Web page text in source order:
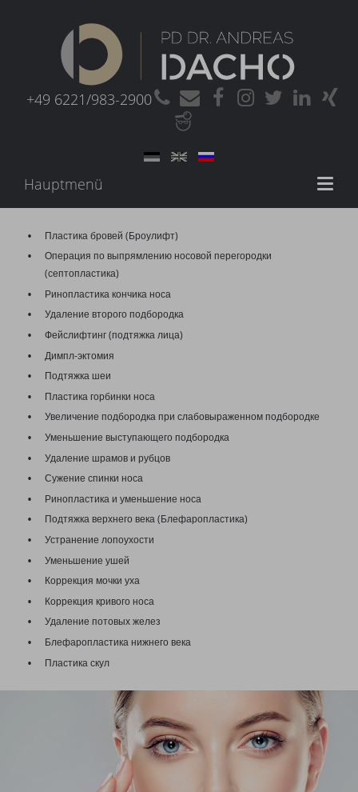
+49 6221/983-2900
Hauptmenü
Пластика бровей (Броулифт)
Операция по выпрямлению носовой перегородки
(септопластика)
Ринопластика кончика носа
Удаление второго подбородка
Фейслифтинг (подтяжка лица)
Димпл-эктомия
Подтяжка шеи
Пластика горбинки носа
Увеличение подбородка при слабовыраженном подбородке
Уменьшение выступающего подбородка
Удаление шрамов и рубцов
Сужение спинки носа
Ринопластика и уменьшение носа
Подтяжка верхнего века (Блефаропластика)
Устранение лопоухости
Уменьшение ушей
Коррекция мочки уха
Коррекция кривого носа
Удаление потовых желез
Блефаропластика нижнего века
Пластика скул